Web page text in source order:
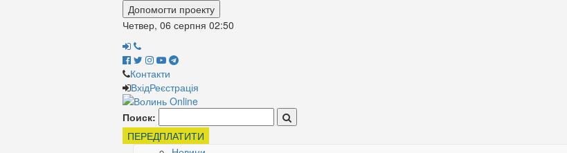
Допомогти проекту
Четвер, 06 серпня 02:50
Контакти
ВхідРеєстрація
Поиск:
ПЕРЕДПЛАТИТИ